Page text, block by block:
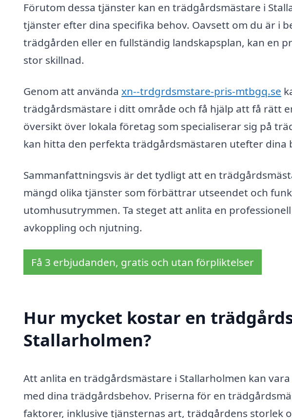
Förutom dessa tjänster kan en trädgårdsmästare i
tjänster efter dina specifika behov. Oavsett om du är i
trädgården eller en fullständig landskapsplan, kan en
stor skillnad.
Genom att använda xn--trdgrdsmstare-pris-mtbgq.se
trädgårdsmästare i ditt område och få hjälp att få rätt
översikt över lokala företag som specialiserar sig på
kan hitta den perfekta trädgårdsmästaren utefter dina
Sammanfattningsvis är det tydligt att en
mängd olika tjänster som förbättrar utseendet och
utomhusutrymmen. Ta steget att anlita en
avkoppling och njutning.
Få 3 erbjudanden, gratis och utan förpliktelser
Hur mycket kostar en
Stallarholmen?
Att anlita en trädgårdsmästare i Stallarholmen kan
med dina trädgårdsbehov. Priserna för en
faktorer, inklusive tjänsternas art, trädgårdens storlek